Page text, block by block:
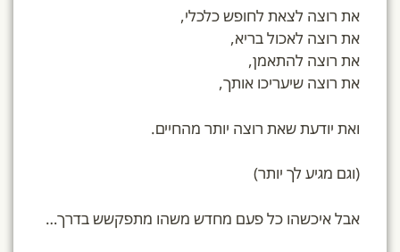
את רוצה לצאת לחופש כלכלי,
את רוצה לאכול בריא,
את רוצה להתאמן,
את רוצה שיעריכו אותך,
ואת יודעת שאת רוצה יותר מהחיים.
(וגם מגיע לך יותר)
אבל איכשהו כל פעם מחדש משהו מתפקשש בדרך…